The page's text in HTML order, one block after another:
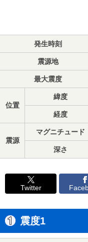
発生時刻
震源地
最大震度
位置
緯度
経度
震源
マグニチュード
深さ
Twitter
震度1